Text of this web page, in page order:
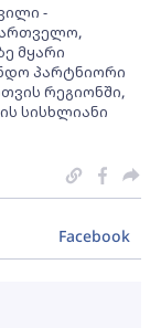
-
მყარი
პარტნიორი
რეგიონში,
სისხლიანი
Facebook